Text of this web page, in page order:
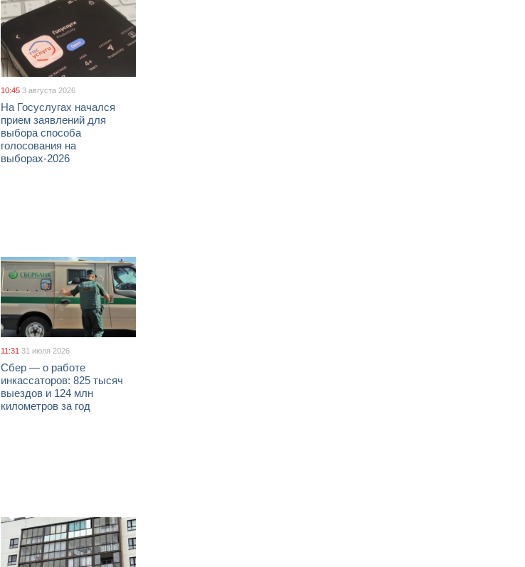
10:45 3 августа 2026
На Госуслугах начался
прием заявлений для
выбора способа
голосования на
выборах-2026
11:31 31 июля 2026
Сбер — о работе
инкассаторов: 825 тысяч
выездов и 124 млн
километров за год